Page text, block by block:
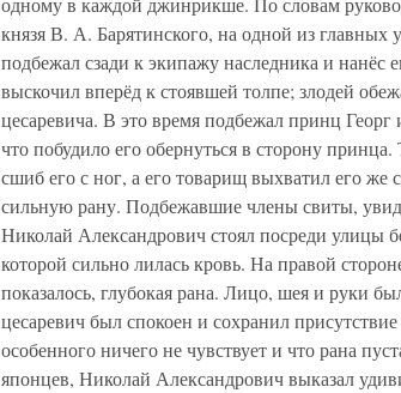
князя В. А. Барятинского, на одной из
подбежал сзади к экипажу наследника и нанёс
выскочил вперёд к стоявшей толпе; злодей
цесаревича. В это время подбежал принц
что побудило его обернуться в сторону
сшиб его с ног, а его товарищ выхватил его
сильную рану. Подбежавшие члены свиты,
Николай Александрович стоял посреди улицы
которой сильно лилась кровь. На правой
показалось, глубокая рана. Лицо, шея и руки
цесаревич был спокоен и сохранил
особенного ничего не чувствует и что рана
японцев, Николай Александрович выказал